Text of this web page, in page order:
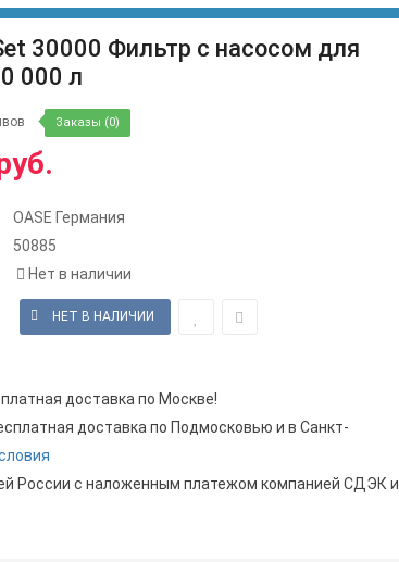
30000 Фильтр с насосом для
000 л
Заказы (0)
OASE Германия
50885
Нет в наличии
доставка по Москве!
доставка по Подмосковью и в Санкт-
России с наложенным платежом компанией СДЭК и